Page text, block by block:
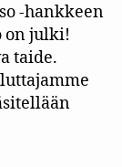
-hankkeen
on julki!
taide.